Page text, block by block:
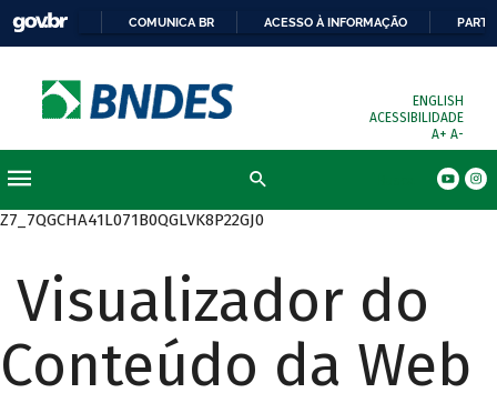
COMUNICA BR ACESSO À INFORMAÇÃO
ENGLISH
ACESSIBILIDADE
A+ A-
Z7_7QGCHA41L071B0QGLVK8P22GJ0
Visualizador do
Conteúdo da Web